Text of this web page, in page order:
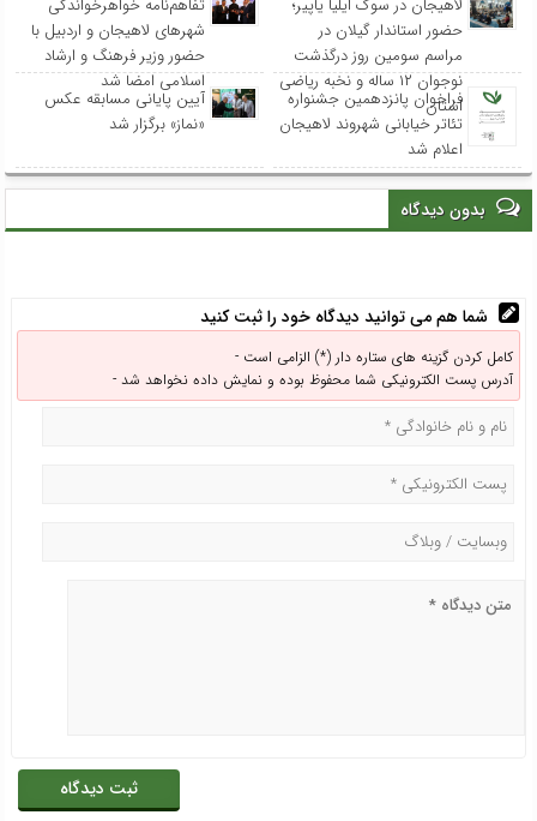
حضور استاندار گیلان در
مراسم سومین روز درگذشت
نوجوان ۱۲ ساله و نخبه ریاضی
استان
شهرهای لاهیجان و اردبیل با
حضور وزیر فرهنگ و ارشاد
اسلامی امضا شد
فراخوان پانزدهمین جشنواره
تئاتر خیابانی شهروند لاهیجان
اعلام شد
آیین پایانی مسابقه عکس
«نماز» برگزار شد
بدون دیدگاه
شما هم می توانید دیدگاه خود را ثبت کنید
کامل کردن گزینه های ستاره دار (*) الزامی است -
آدرس پست الکترونیکی شما محفوظ بوده و نمایش داده نخواهد شد -